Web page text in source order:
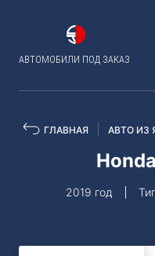
АВТОМОБИЛИ ПОД ЗАКАЗ
ГЛАВНАЯ АВТО ИЗ
2019 год